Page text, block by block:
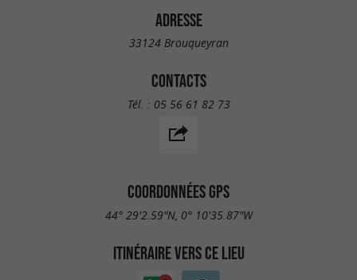
ADRESSE
33124 Brouqueyran
CONTACTS
Tél. : 05 56 61 82 73
COORDONNÉES GPS
44° 29'2.59"N, 0° 10'35.87"W
ITINÉRAIRE VERS CE LIEU